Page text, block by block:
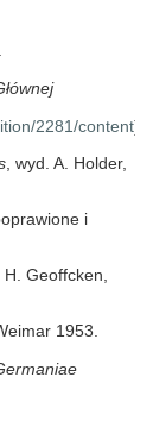
2281/content).
, wyd. A. Holder,
i
H. Geoffcken,
1953.